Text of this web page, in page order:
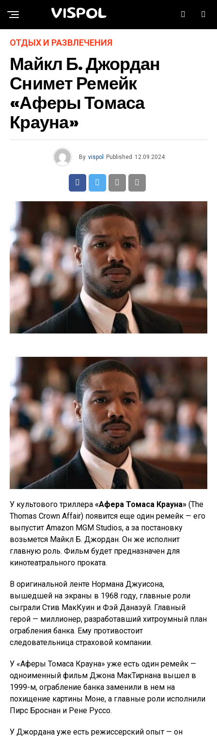
VISPOL
ОТДЫХ И РАЗВЛЕЧЕНИЯ
Майкл Б. Джордан
Снимет Ремейк
«Аферы Томаса
Крауна»
By vispol Published 12.09.2024
У культового триллера «Афера Томаса Крауна» (The
Thomas Crown Affair) появится еще один ремейк — его
выпустит Amazon MGM Studios, а за постановку
возьмется Майкл Б. Джордан. Он же исполнит
главную роль. Фильм будет предназначен для
кинотеатрального проката.
В оригинальной ленте Нормана Джуисона,
вышедшей на экраны в 1968 году, главные роли
сыграли Стив МакКуин и Фэй Данаэуй. Главный
герой — миллионер, разработавший хитроумный план
ограбления банка. Ему противостоит
следовательница страховой компании.
У «Аферы Томаса Крауна» уже есть один ремейк —
одноименный фильм Джона МакТирнана вышел в
1999-м, ограбление банка заменили в нем на
похищение картины Моне, а главные роли исполнили
Пирс Броснан и Рене Руссо.
У Джордана уже есть режиссерский опыт — он